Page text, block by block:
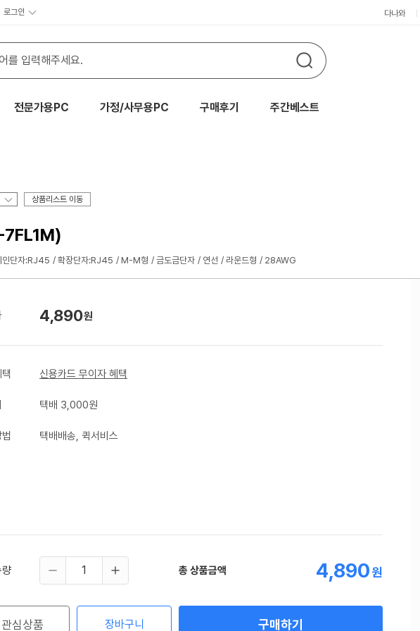
로그인 다나와
전문가용PC 가정/사무용PC 구매후기 주간베스트
상품리스트 이동
7FL1M)
인단자:RJ45 확장단자:RJ45 M-M형 금도금단자 연선 라운드형 28AWG
4,890원
신용카드 무이자 혜택
택배 3,000원
택배배송, 퀵서비스
량 총 상품금액 4,890원
관심상품 장바구니 구매하기